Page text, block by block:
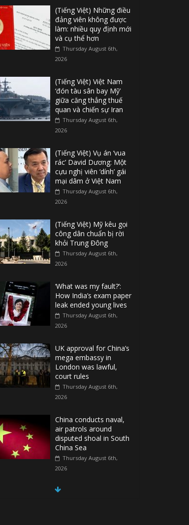
(Tiếng Việt) Những điều
đảng viên không được
làm: nhiều quy định mới
và cụ thể hơn
Thursday August 6th,
2026
(Tiếng Việt) Việt Nam
‘đón tàu sân bay Mỹ’
giữa căng thẳng thuế
quan và chiến sự Iran
Thursday August 6th,
2026
(Tiếng Việt) Vụ án ‘vua
rác’ David Dương: Một
cựu nghị viên ‘dính’ gái
mại dâm ở Việt Nam
Thursday August 6th,
2026
(Tiếng Việt) Mỹ kêu gọi
công dân chuẩn bị rời
khỏi Trung Đông
Thursday August 6th,
2026
‘What was my fault?’:
How India’s exam paper
leak ended young lives
Thursday August 6th,
2026
UK approval for China’s
mega embassy in
London was lawful,
court rules
Thursday August 6th,
2026
China conducts naval,
air patrols around
disputed shoal in South
China Sea
Thursday August 6th,
2026
Spain Regains Control